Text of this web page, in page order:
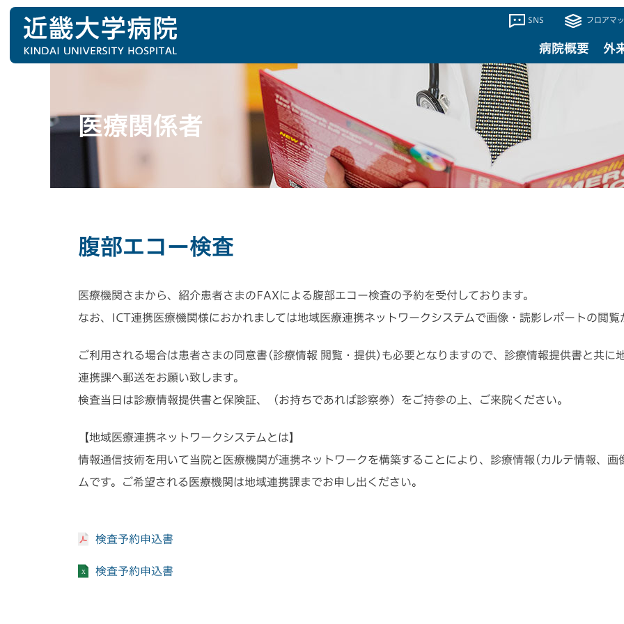
病院概要 外
SNS フロアマ
医療関係者
腹部エコー検査
医療機関さまから、紹介患者さまのFAXによる腹部エコー検査の予約を受付しております。
なお、ICT連携医療機関様におかれましては地域医療連携ネットワークシステムで画像・読影レポートの閲覧
ご利用される場合は患者さまの同意書(診療情報 閲覧・提供)も必要となりますので、診療情報提供書と共に
連携課へ郵送をお願い致します。
検査当日は診療情報提供書と保険証、（お持ちであれば診察券）をご持参の上、ご来院ください。
【地域医療連携ネットワークシステムとは】
情報通信技術を用いて当院と医療機関が連携ネットワークを構築することにより、診療情報(カルテ情報、
ムです。ご希望される医療機関は地域連携課までお申し出ください。
検査予約申込書
検査予約申込書